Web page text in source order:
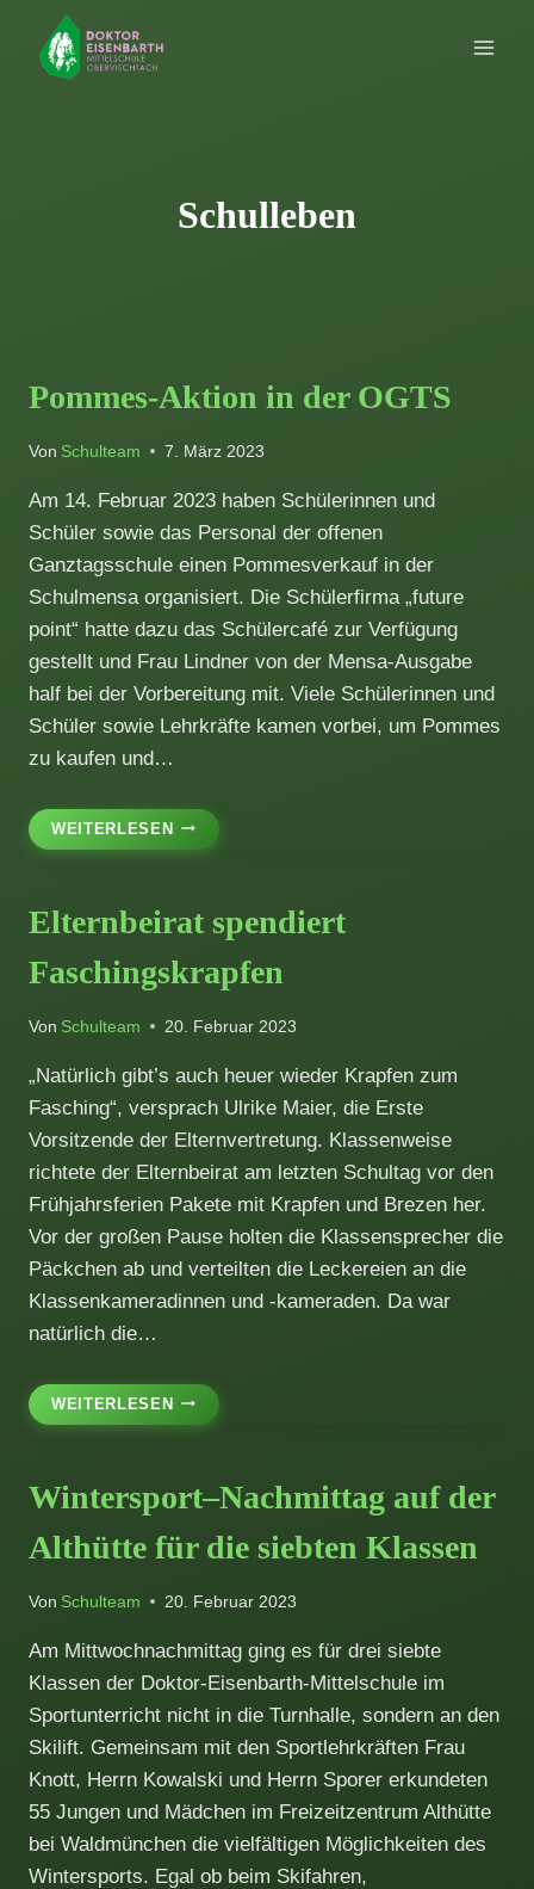
Inhalt
springen
Schulleben
Pommes-Aktion in der OGTS
Von Schulteam 7. März 2023
Am 14. Februar 2023 haben Schülerinnen und
Schüler sowie das Personal der offenen
Ganztagsschule einen Pommesverkauf in der
Schulmensa organisiert. Die Schülerfirma „future
point“ hatte dazu das Schülercafé zur Verfügung
gestellt und Frau Lindner von der Mensa-Ausgabe
half bei der Vorbereitung mit. Viele Schülerinnen und
Schüler sowie Lehrkräfte kamen vorbei, um Pommes
zu kaufen und…
WEITERLESENPOMMES-
AKTION
OGTS
Elternbeirat spendiert
Faschingskrapfen
Von Schulteam 20. Februar 2023
„Natürlich gibt’s auch heuer wieder Krapfen zum
Fasching“, versprach Ulrike Maier, die Erste
Vorsitzende der Elternvertretung. Klassenweise
richtete der Elternbeirat am letzten Schultag vor den
Frühjahrsferien Pakete mit Krapfen und Brezen her.
Vor der großen Pause holten die Klassensprecher die
Päckchen ab und verteilten die Leckereien an die
Klassenkameradinnen und -kameraden. Da war
natürlich die…
WEITERLESENELTERNBEIRAT
SPENDIERT
Wintersport–Nachmittag auf der
Althütte für die siebten Klassen
Von Schulteam 20. Februar 2023
Am Mittwochnachmittag ging es für drei siebte
Klassen der Doktor-Eisenbarth-Mittelschule im
Sportunterricht nicht in die Turnhalle, sondern an den
Skilift. Gemeinsam mit den Sportlehrkräften Frau
Knott, Herrn Kowalski und Herrn Sporer erkundeten
55 Jungen und Mädchen im Freizeitzentrum Althütte
bei Waldmünchen die vielfältigen Möglichkeiten des
Wintersports. Egal ob beim Skifahren,